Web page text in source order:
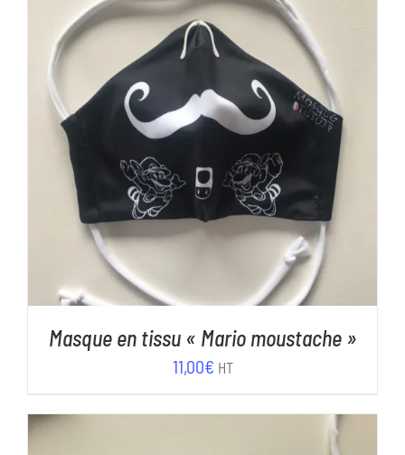
AJOUTER AU PANIER / DÉTAILS
Masque en tissu « Mario moustache »
11,00€ HT